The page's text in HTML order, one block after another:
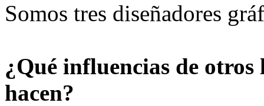
Somos tres diseñadores
¿Qué influencias de
hacen?